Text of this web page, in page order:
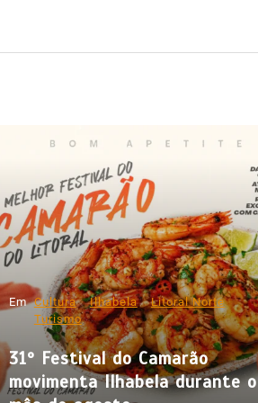
Em Cultura Ilhabela
Litoral Norte
Turismo
31º Festival do Camarão
movimenta Ilhabela durante o